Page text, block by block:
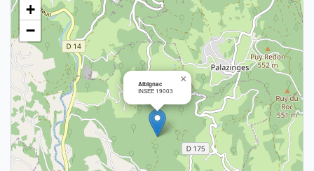
Albignac
INSEE 19003
×
+
−